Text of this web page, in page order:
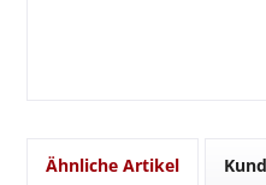
Ähnliche Artikel